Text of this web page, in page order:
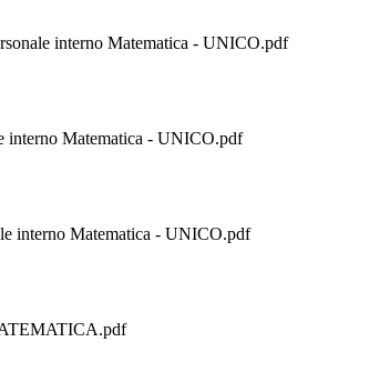
interno Matematica - UNICO.pdf
Matematica - UNICO.pdf
interno Matematica - UNICO.pdf